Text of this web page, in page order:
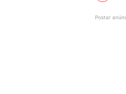
Postar